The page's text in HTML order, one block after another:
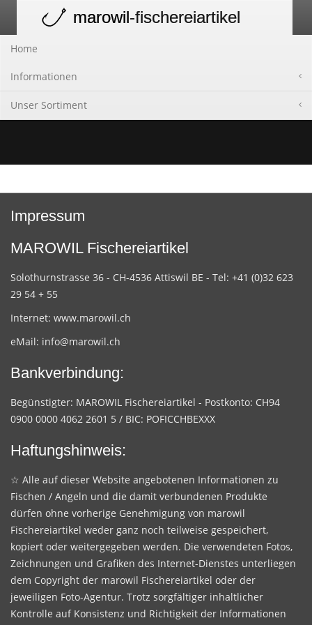
navigation
marowil-fischereiartikel
Home
Informationen
Unser Sortiment
Impressum
MAROWIL Fischereiartikel
Solothurnstrasse 36 - CH-4536 Attiswil BE - Tel: +41 (0)32 623
29 54 + 55
Internet: www.marowil.ch
eMail: info@marowil.ch
Bankverbindung:
Begünstigter: MAROWIL Fischereiartikel - Postkonto: CH94
0900 0000 4062 2601 5 / BIC: POFICCHBEXXX
Haftungshinweis:
☆ Alle auf dieser Website angebotenen Informationen zu
Fischen / Angeln und die damit verbundenen Produkte
dürfen ohne vorherige Genehmigung von marowil
Fischereiartikel weder ganz noch teilweise gespeichert,
kopiert oder weitergegeben werden. Die verwendeten Fotos,
Zeichnungen und Grafiken des Internet-Dienstes unterliegen
dem Copyright der marowil Fischereiartikel oder der
jeweiligen Foto-Agentur. Trotz sorgfältiger inhaltlicher
Kontrolle auf Konsistenz und Richtigkeit der Informationen